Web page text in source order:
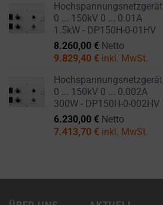
Hochspannungsnetzgerät
0 ... 150kV 0 ... 0.01A
1.5kW - DP150H-0-01HV
8.260,00 € Netto
9.829,40 € inkl. MwSt.
Hochspannungsnetzgerät
0 ... 150kV 0 ... 0.002A
300W - DP150H-0-002HV
6.230,00 € Netto
7.413,70 € inkl. MwSt.